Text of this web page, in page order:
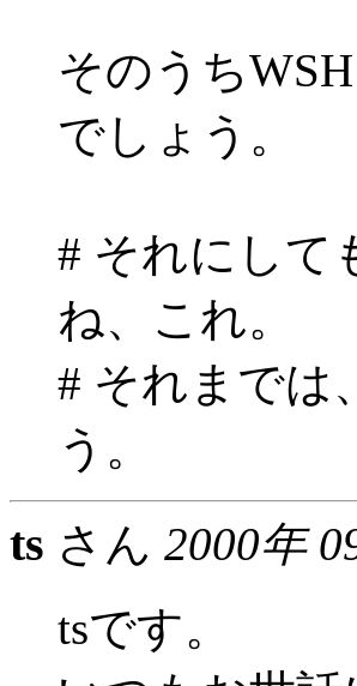
そのうち
でしょう。
# それにして
ね、これ。
# それまでは
う。
ts さん 2000年
tsです。